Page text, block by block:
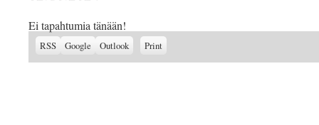
Ei tapahtumia tänään!
RSS
Subscribe
Google
Subscribe
Outlook Print